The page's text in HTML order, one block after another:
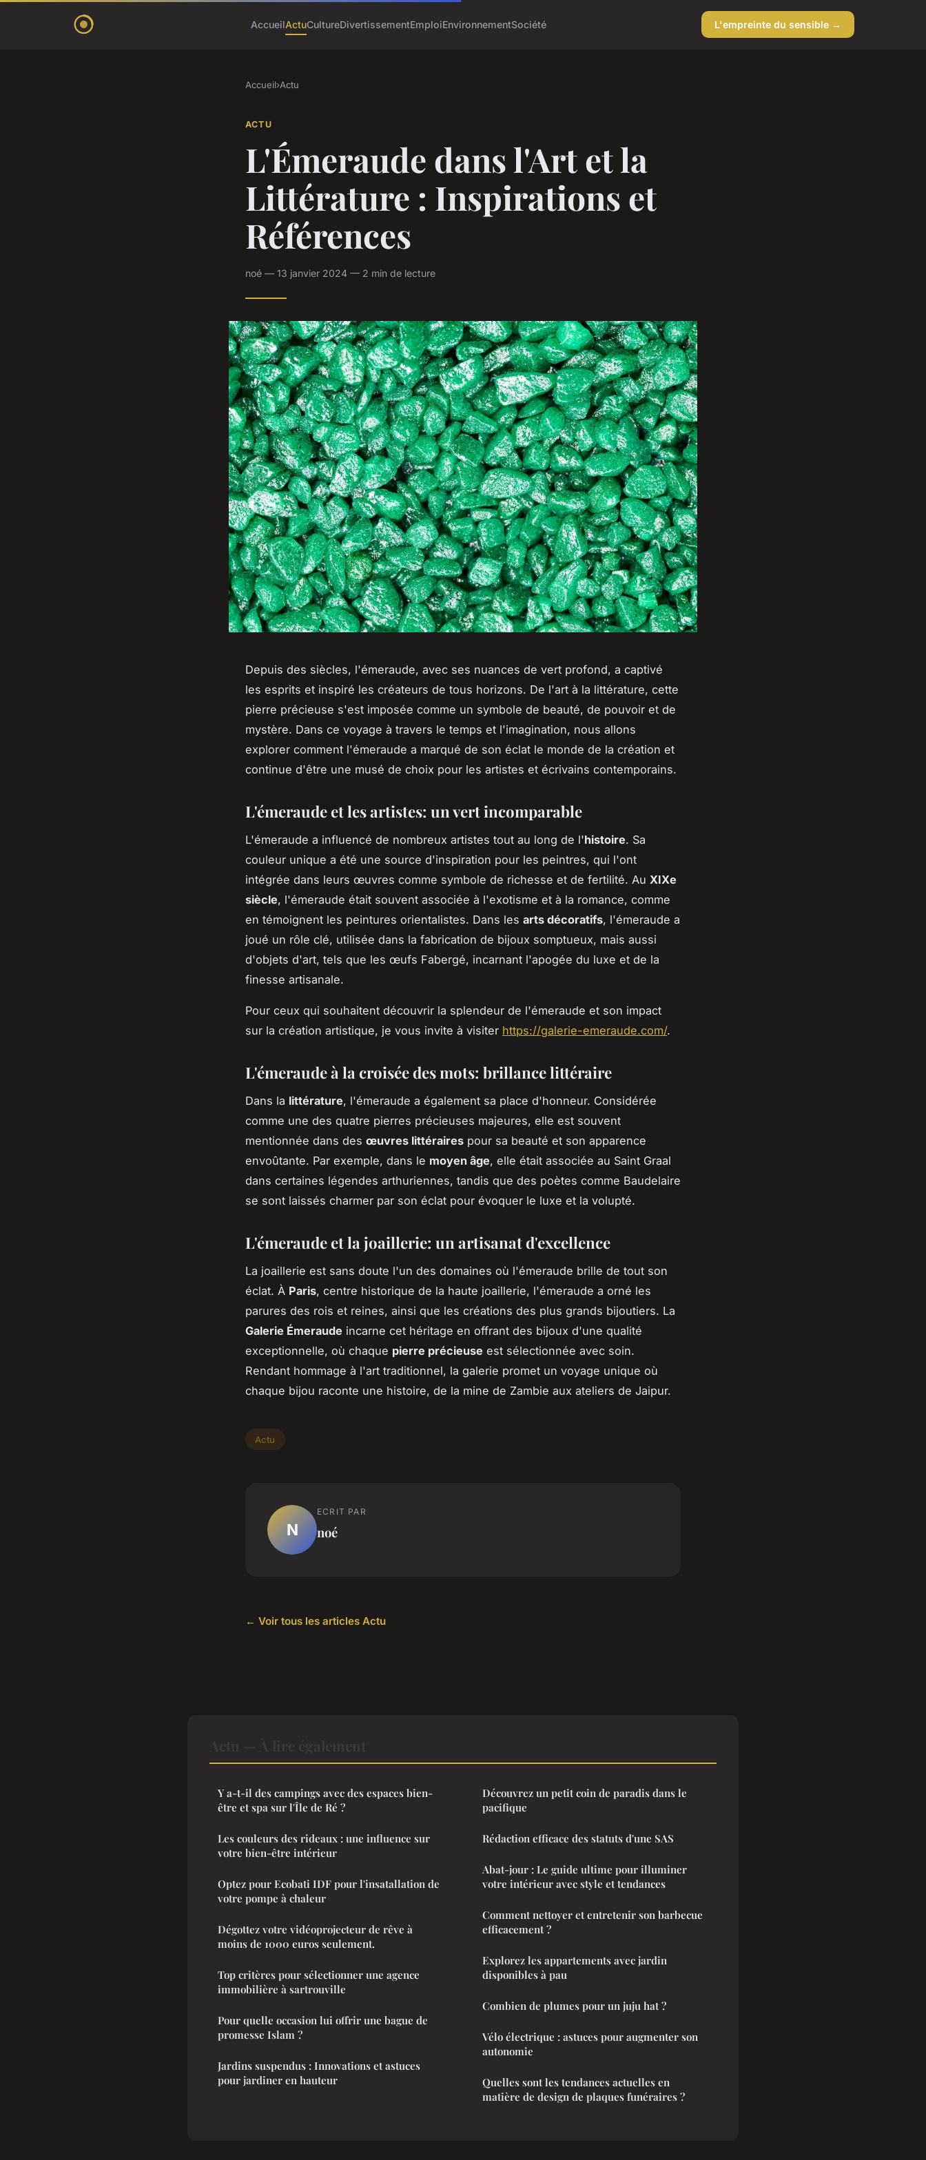
AccueilActuCultureDivertissementEmploiEnvironnementSociété L'empreinte du sensible →
Accueil›Actu
ACTU
L'Émeraude dans l'Art et la
Littérature : Inspirations et
Références
noé — 13 janvier 2024 — 2 min de lecture
Depuis des siècles, l'émeraude, avec ses nuances de vert profond, a captivé
les esprits et inspiré les créateurs de tous horizons. De l'art à la littérature, cette
pierre précieuse s'est imposée comme un symbole de beauté, de pouvoir et de
mystère. Dans ce voyage à travers le temps et l'imagination, nous allons
explorer comment l'émeraude a marqué de son éclat le monde de la création et
continue d'être une musé de choix pour les artistes et écrivains contemporains.
L'émeraude et les artistes: un vert incomparable
L'émeraude a influencé de nombreux artistes tout au long de l'histoire. Sa
couleur unique a été une source d'inspiration pour les peintres, qui l'ont
intégrée dans leurs œuvres comme symbole de richesse et de fertilité. Au XIXe
siècle, l'émeraude était souvent associée à l'exotisme et à la romance, comme
en témoignent les peintures orientalistes. Dans les arts décoratifs, l'émeraude a
joué un rôle clé, utilisée dans la fabrication de bijoux somptueux, mais aussi
d'objets d'art, tels que les œufs Fabergé, incarnant l'apogée du luxe et de la
finesse artisanale.
Pour ceux qui souhaitent découvrir la splendeur de l'émeraude et son impact
sur la création artistique, je vous invite à visiter https://galerie-emeraude.com/.
L'émeraude à la croisée des mots: brillance littéraire
Dans la littérature, l'émeraude a également sa place d'honneur. Considérée
comme une des quatre pierres précieuses majeures, elle est souvent
mentionnée dans des œuvres littéraires pour sa beauté et son apparence
envoûtante. Par exemple, dans le moyen âge, elle était associée au Saint Graal
dans certaines légendes arthuriennes, tandis que des poètes comme Baudelaire
se sont laissés charmer par son éclat pour évoquer le luxe et la volupté.
L'émeraude et la joaillerie: un artisanat d'excellence
La joaillerie est sans doute l'un des domaines où l'émeraude brille de tout son
éclat. À Paris, centre historique de la haute joaillerie, l'émeraude a orné les
parures des rois et reines, ainsi que les créations des plus grands bijoutiers. La
Galerie Émeraude incarne cet héritage en offrant des bijoux d'une qualité
exceptionnelle, où chaque pierre précieuse est sélectionnée avec soin.
Rendant hommage à l'art traditionnel, la galerie promet un voyage unique où
chaque bijou raconte une histoire, de la mine de Zambie aux ateliers de Jaipur.
Actu
N
ECRIT PAR
noé
← Voir tous les articles Actu
Y a-t-il des campings avec des espaces bien-
être et spa sur l'Île de Ré ?
Les couleurs des rideaux : une influence sur
votre bien-être intérieur
Optez pour Ecobati IDF pour l'insatallation de
votre pompe à chaleur
Dégottez votre vidéoprojecteur de rêve à
moins de 1000 euros seulement.
Top critères pour sélectionner une agence
immobilière à sartrouville
Pour quelle occasion lui offrir une bague de
promesse Islam ?
Jardins suspendus : Innovations et astuces
pour jardiner en hauteur
Découvrez un petit coin de paradis dans le
pacifique
Rédaction efficace des statuts d'une SAS
Abat-jour : Le guide ultime pour illuminer
votre intérieur avec style et tendances
Comment nettoyer et entretenir son barbecue
efficacement ?
Explorez les appartements avec jardin
disponibles à pau
Combien de plumes pour un juju hat ?
Vélo électrique : astuces pour augmenter son
autonomie
Quelles sont les tendances actuelles en
matière de design de plaques funéraires ?